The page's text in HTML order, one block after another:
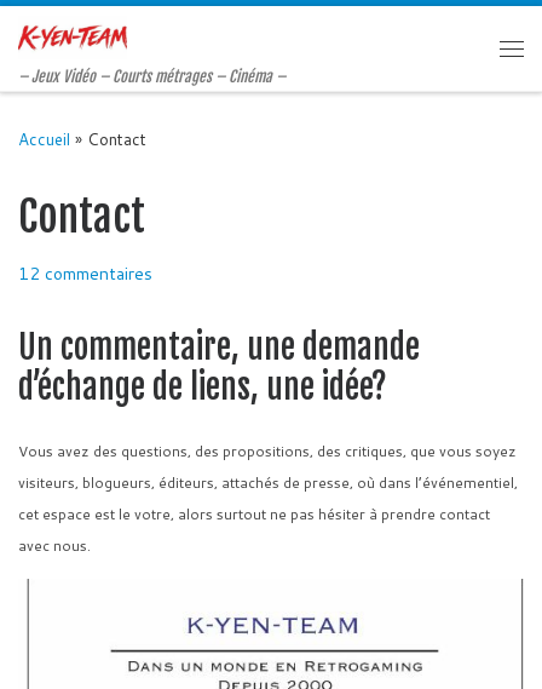
Passer au contenu
– Jeux Vidéo – Courts métrages – Cinéma –
Accueil » Contact
Contact
12 commentaires
Un commentaire, une demande
d’échange de liens, une idée?
Vous avez des questions, des propositions, des critiques, que vous soyez
visiteurs, blogueurs, éditeurs, attachés de presse, où dans l’événementiel,
cet espace est le votre, alors surtout ne pas hésiter à prendre contact
avec nous.